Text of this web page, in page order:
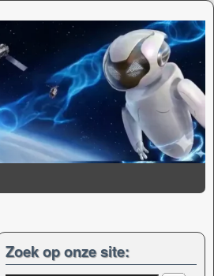
Zoek op onze site: